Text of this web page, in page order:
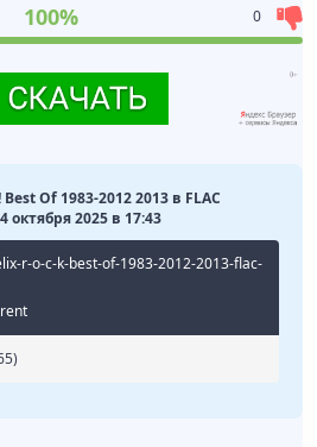
100% 0
Of 1983-2012 2013 в FLAC
октября 2025 в 17:43
r-o-c-k-best-of-1983-2012-2013-flac-